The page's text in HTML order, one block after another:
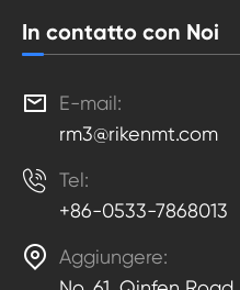
In contatto con Noi

E-mail:
rm3@rikenmt.com
 Tel:
+86-0533-7868013
 Aggiungere: